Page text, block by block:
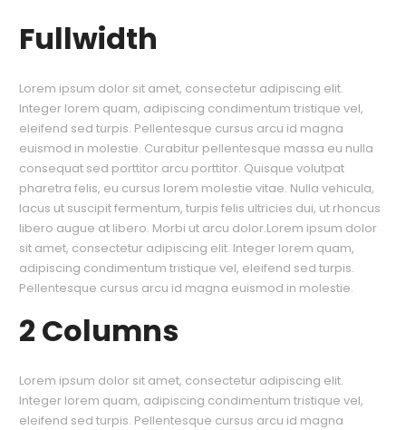
Fullwidth
Lorem ipsum dolor sit amet, consectetur adipiscing elit.
Integer lorem quam, adipiscing condimentum tristique vel,
eleifend sed turpis. Pellentesque cursus arcu id magna
euismod in molestie. Curabitur pellentesque massa eu nulla
consequat sed porttitor arcu porttitor. Quisque volutpat
pharetra felis, eu cursus lorem molestie vitae. Nulla vehicula,
lacus ut suscipit fermentum, turpis felis ultricies dui, ut rhoncus
libero augue at libero. Morbi ut arcu dolor.Lorem ipsum dolor
sit amet, consectetur adipiscing elit. Integer lorem quam,
adipiscing condimentum tristique vel, eleifend sed turpis.
Pellentesque cursus arcu id magna euismod in molestie.
2 Columns
Lorem ipsum dolor sit amet, consectetur adipiscing elit.
Integer lorem quam, adipiscing condimentum tristique vel,
eleifend sed turpis. Pellentesque cursus arcu id magna